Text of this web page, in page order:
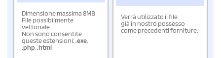
Dimensione massima 8MB
File possibilmente
vettoriale
Non sono consentite
queste estensioni:.exe,
.php,.html
Verrà utilizzato il file
già in nostro possesso
come precedenti forniture.